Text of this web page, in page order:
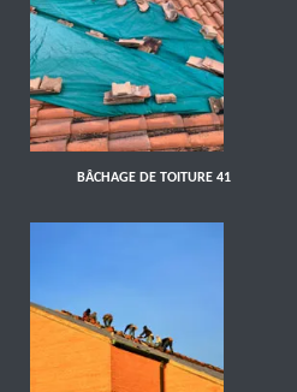
BÂCHAGE DE TOITURE 41